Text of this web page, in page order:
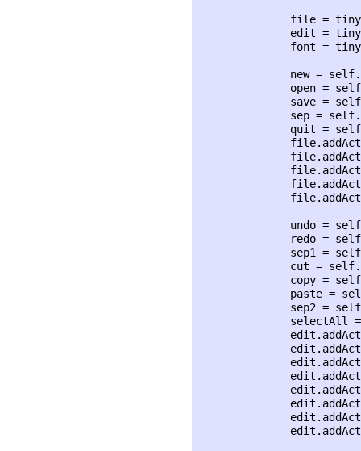
file =
edit =
font =
new =
open =
save =
sep =
quit =
undo =
redo =
sep1 =
cut =
copy =
paste =
sep2 =
selectAll